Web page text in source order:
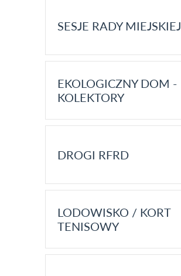
SESJE RADY MIEJSKIEJ
EKOLOGICZNY DOM -
KOLEKTORY
DROGI RFRD
LODOWISKO / KORT
TENISOWY